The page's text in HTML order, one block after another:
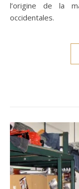
l’origine de la
occidentales.